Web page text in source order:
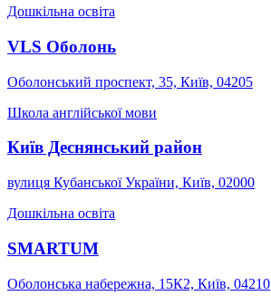
Дошкільна освіта
VLS Оболонь
Оболонський проспект, 35, Київ, 04205
Школа англійської мови
Київ Деснянський район
вулиця Кубанської України, Київ, 02000
Дошкільна освіта
SMARTUM
Оболонська набережна, 15К2, Київ, 04210